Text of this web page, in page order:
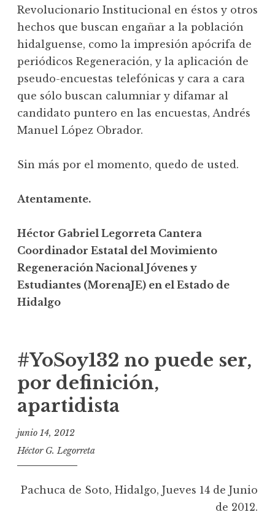
Revolucionario Institucional en éstos y otros
hechos que buscan engañar a la población
hidalguense, como la impresión apócrifa de
periódicos Regeneración, y la aplicación de
pseudo-encuestas telefónicas y cara a cara
que sólo buscan calumniar y difamar al
candidato puntero en las encuestas, Andrés
Manuel López Obrador.
Sin más por el momento, quedo de usted.
Atentamente.
Héctor Gabriel Legorreta Cantera
Coordinador Estatal del Movimiento
Regeneración Nacional Jóvenes y
Estudiantes (MorenaJE) en el Estado de
Hidalgo
#YoSoy132 no puede ser,
por definición,
apartidista
junio 14, 2012
Héctor G. Legorreta
Pachuca de Soto, Hidalgo, Jueves 14 de Junio
de 2012.